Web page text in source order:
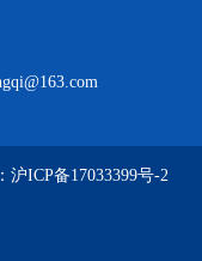
沪ICP备17033399号-2